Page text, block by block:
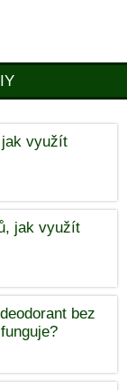
využít
jak využít
bez